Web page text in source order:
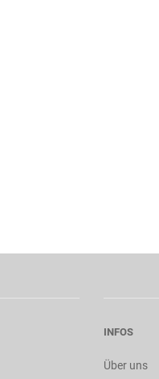
INFOS
Über uns